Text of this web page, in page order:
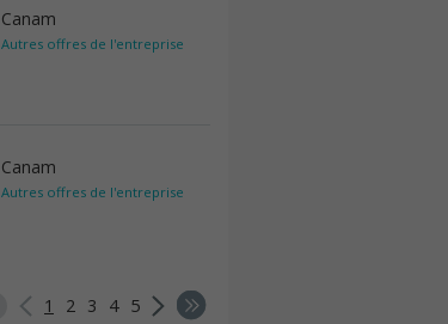
Canam
Autres offres de l'entreprise
Canam
Autres offres de l'entreprise
1 2 3 4 5